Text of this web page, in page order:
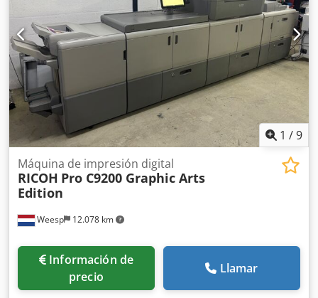
inmediata. Se puede probar.
1 /9
Weesp 12.078 km
Máquina de impresión digital
RICOH Pro C9200 Graphic Arts
Edition
Información de
precio
Llamar